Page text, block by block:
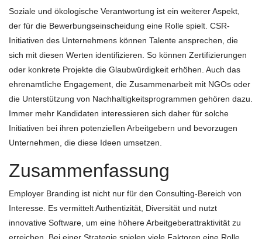
Soziale und ökologische Verantwortung ist ein weiterer Aspekt,
der für die Bewerbungseinscheidung eine Rolle spielt. CSR-
Initiativen des Unternehmens können Talente ansprechen, die
sich mit diesen Werten identifizieren. So können Zertifizierungen
oder konkrete Projekte die Glaubwürdigkeit erhöhen. Auch das
ehrenamtliche Engagement, die Zusammenarbeit mit NGOs oder
die Unterstützung von Nachhaltigkeitsprogrammen gehören dazu.
Immer mehr Kandidaten interessieren sich daher für solche
Initiativen bei ihren potenziellen Arbeitgebern und bevorzugen
Unternehmen, die diese Ideen umsetzen.
Zusammenfassung
Employer Branding ist nicht nur für den Consulting-Bereich von
Interesse. Es vermittelt Authentizität, Diversität und nutzt
innovative Software, um eine höhere Arbeitgeberattraktivität zu